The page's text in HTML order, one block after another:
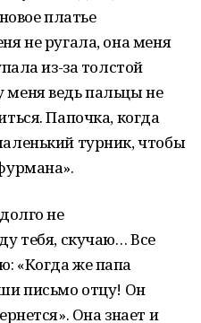
платье
не ругала, она меня
из-за толстой
ведь пальцы не
Папочка, когда
турник, чтобы
не
тебя, скучаю… Все
«Когда же папа
письмо отцу! Он
Она знает и